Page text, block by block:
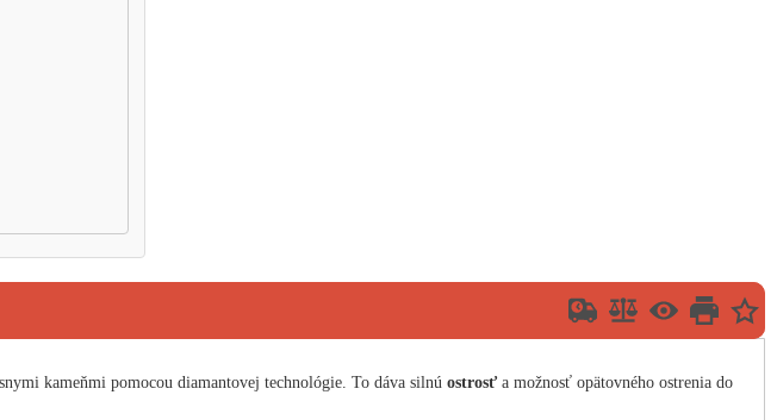
kameňmi pomocou diamantovej technológie. To dáva silnú ostrosťa možnosť opätovného ostrenia do